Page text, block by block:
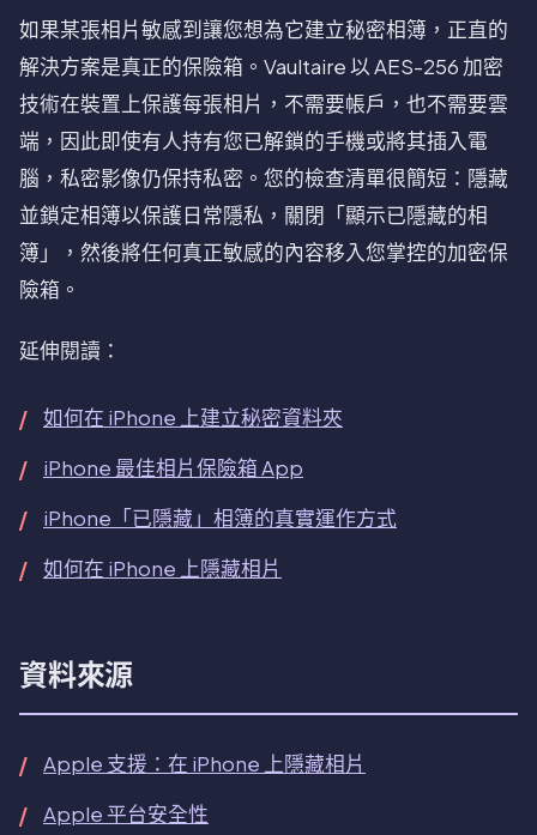
如果某張相片敏感到讓您想為它建立秘密相簿，正直的
解決方案是真正的保險箱。Vaultaire 以 AES-256 加密
技術在裝置上保護每張相片，不需要帳戶，也不需要雲
端，因此即使有人持有您已解鎖的手機或將其插入電
腦，私密影像仍保持私密。您的檢查清單很簡短：隱藏
並鎖定相簿以保護日常隱私，關閉「顯示已隱藏的相
簿」，然後將任何真正敏感的內容移入您掌控的加密保
險箱。
延伸閱讀：
如何在 iPhone 上建立秘密資料夾
iPhone 最佳相片保險箱 App
iPhone「已隱藏」相簿的真實運作方式
如何在 iPhone 上隱藏相片
資料來源
Apple 支援：在 iPhone 上隱藏相片
Apple 平台安全性